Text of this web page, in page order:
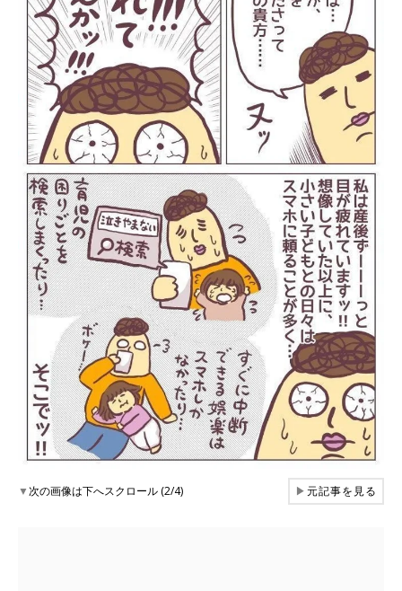
▼次の画像は下へスクロール (2/4) ▶元記事を見る